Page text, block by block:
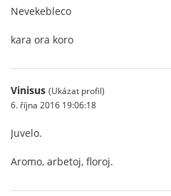
Nevekebleco
kara ora koro
Vinisus (Ukázat profil)
6. října 2016 19:06:18
Juvelo.
Aromo, arbetoj, floroj.